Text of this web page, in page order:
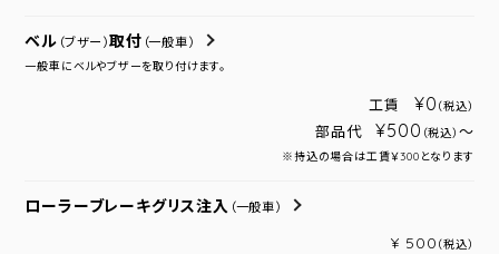
ベル （ブザー）取付 （一般車）
一般車にベルやブザーを取り付けます。
工賃 ¥0 （税込）
部品代 ¥500 （税込） ～
※持込の場合は工賃￥300となります
ローラーブレーキグリス注入 （一般車）
¥ 500 （税込）